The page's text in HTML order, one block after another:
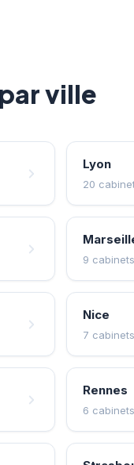
ville
Lyon
20
9 cabinets
Nice
7 cabinets
Rennes
6 cabinets